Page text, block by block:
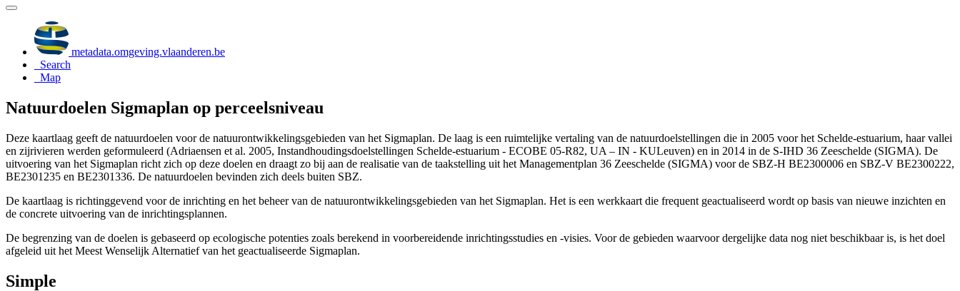
metadata.omgeving.vlaanderen.be
Search
Map
Natuurdoelen Sigmaplan op perceelsniveau
Deze kaartlaag geeft de natuurdoelen voor de natuurontwikkelingsgebieden van het Sigmaplan. De laag is een ruimtelijke vertaling van de natuurdoelstellingen die in 2005 voor het Schelde-estuarium, haar vallei
en zijrivieren werden geformuleerd (Adriaensen et al. 2005, Instandhoudingsdoelstellingen Schelde-estuarium - ECOBE 05-R82, UA – IN - KULeuven) en in 2014 in de S-IHD 36 Zeeschelde (SIGMA). De
uitvoering van het Sigmaplan richt zich op deze doelen en draagt zo bij aan de realisatie van de taakstelling uit het Managementplan 36 Zeeschelde (SIGMA) voor de SBZ-H BE2300006 en SBZ-V BE2300222,
BE2301235 en BE2301336. De natuurdoelen bevinden zich deels buiten SBZ.
De kaartlaag is richtinggevend voor de inrichting en het beheer van de natuurontwikkelingsgebieden van het Sigmaplan. Het is een werkkaart die frequent geactualiseerd wordt op basis van nieuwe inzichten en
de concrete uitvoering van de inrichtingsplannen.
De begrenzing van de doelen is gebaseerd op ecologische potenties zoals berekend in voorbereidende inrichtingsstudies en -visies. Voor de gebieden waarvoor dergelijke data nog niet beschikbaar is, is het doel
afgeleid uit het Meest Wenselijk Alternatief van het geactualiseerde Sigmaplan.
Simple